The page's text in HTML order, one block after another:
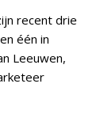
recent drie
één in
Leeuwen,